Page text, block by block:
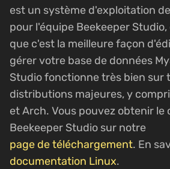
est un système d'exploitation
pour l'équipe Beekeeper
que c'est la meilleure façon
gérer votre base de données
Studio fonctionne très bien sur
distributions majeures, y
et Arch. Vous pouvez obtenir le
Beekeeper Studio sur notre
page de téléchargement. En
documentation Linux.